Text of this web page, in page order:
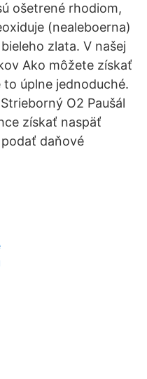
ošetrené rhodiom,
(nealeboerna)
zlata. V našej
Ako môžete získať
to úplne jednoduché.
O2 Paušál
získať naspäť
daňové